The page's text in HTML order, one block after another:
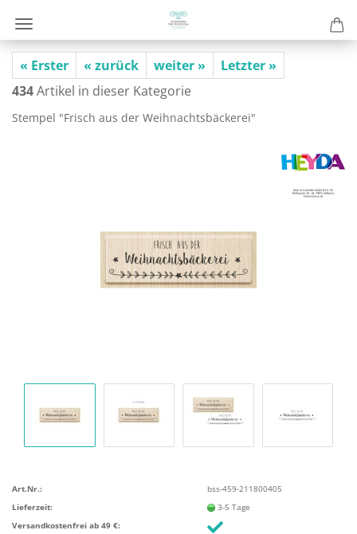
« Erster « zurück weiter »
Letzter »
434Artikel in dieser Kategorie
Stem­pel "Frisch aus der Weih­nachts­bä­cke­rei"
Art.Nr.:
bss-459-211800405
Lieferzeit:
3-5 Tage
Versandkostenfrei ab 49 €: